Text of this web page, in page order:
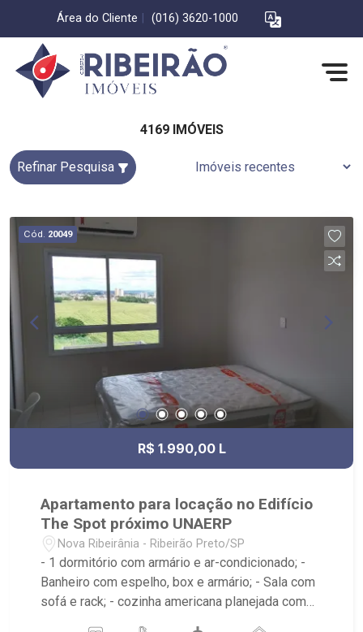
Área do Cliente (016) 3620-1000
4169 IMÓVEIS
Refinar Pesquisa
Cód. 20049
R$ 1.990,00 L
Apartamento para locação no Edifício
The Spot próximo UNAERP
Nova Ribeirânia - Ribeirão Preto/SP
- 1 dormitório com armário e ar-condicionado; -
Banheiro com espelho, box e armário; - Sala com
sofá e rack; - cozinha americana planejada com